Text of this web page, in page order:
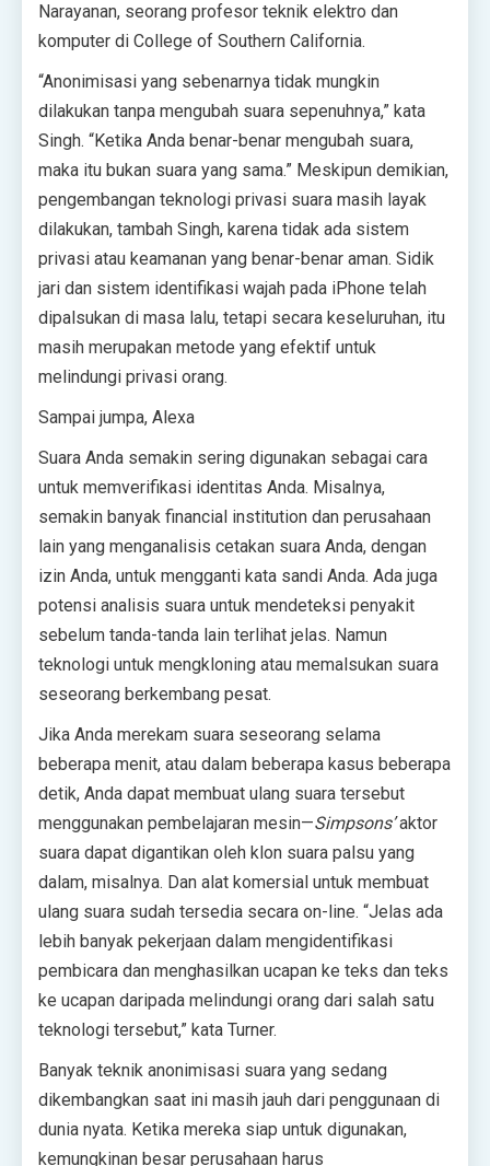
Narayanan, seorang profesor teknik elektro dan
komputer di College of Southern California.
“Anonimisasi yang sebenarnya tidak mungkin
dilakukan tanpa mengubah suara sepenuhnya,” kata
Singh. “Ketika Anda benar-benar mengubah suara,
maka itu bukan suara yang sama.” Meskipun demikian,
pengembangan teknologi privasi suara masih layak
dilakukan, tambah Singh, karena tidak ada sistem
privasi atau keamanan yang benar-benar aman. Sidik
jari dan sistem identifikasi wajah pada iPhone telah
dipalsukan di masa lalu, tetapi secara keseluruhan, itu
masih merupakan metode yang efektif untuk
melindungi privasi orang.
Sampai jumpa, Alexa
Suara Anda semakin sering digunakan sebagai cara
untuk memverifikasi identitas Anda. Misalnya,
semakin banyak financial institution dan perusahaan
lain yang menganalisis cetakan suara Anda, dengan
izin Anda, untuk mengganti kata sandi Anda. Ada juga
potensi analisis suara untuk mendeteksi penyakit
sebelum tanda-tanda lain terlihat jelas. Namun
teknologi untuk mengkloning atau memalsukan suara
seseorang berkembang pesat.
Jika Anda merekam suara seseorang selama
beberapa menit, atau dalam beberapa kasus beberapa
detik, Anda dapat membuat ulang suara tersebut
menggunakan pembelajaran mesin—Simpsons’aktor
suara dapat digantikan oleh klon suara palsu yang
dalam, misalnya. Dan alat komersial untuk membuat
ulang suara sudah tersedia secara on-line. “Jelas ada
lebih banyak pekerjaan dalam mengidentifikasi
pembicara dan menghasilkan ucapan ke teks dan teks
ke ucapan daripada melindungi orang dari salah satu
teknologi tersebut,” kata Turner.
Banyak teknik anonimisasi suara yang sedang
dikembangkan saat ini masih jauh dari penggunaan di
dunia nyata. Ketika mereka siap untuk digunakan,
kemungkinan besar perusahaan harus